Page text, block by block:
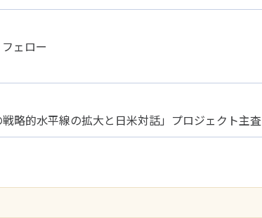
ェロー
略的水平線の拡大と日米対話」プロジェクト主査